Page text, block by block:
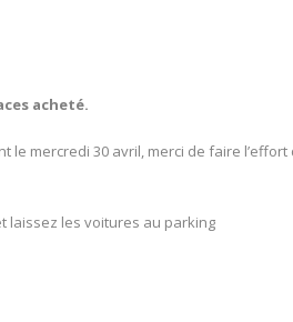
acheté.
le mercredi 30 avril, merci de faire
laissez les voitures au parking